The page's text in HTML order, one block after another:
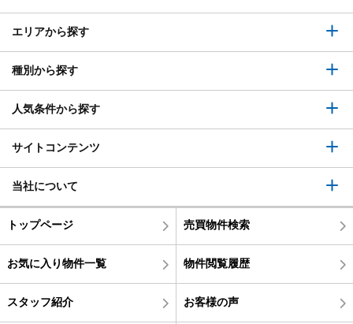
エリアから探す
種別から探す
人気条件から探す
サイトコンテンツ
当社について
トップページ 売買物件検索
お気に入り物件一覧 物件閲覧履歴
スタッフ紹介 お客様の声